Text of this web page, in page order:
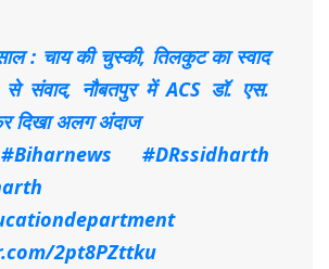
: चाय की चुस्की, तिलकुट का स्वाद
संवाद, नौबतपुर में ACS डॉ. एस.
दिखा अलग अंदाज
#Biharnews
#DRssidharth
2pt8PZttku